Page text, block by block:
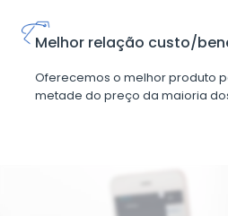
Melhor relação custo/
Oferecemos o melhor produto
metade do preço da maioria